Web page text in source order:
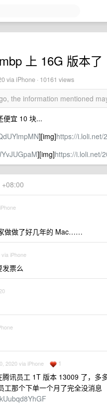
上 16G 版本了
via iPhone · 10161 views
the information mentioned
便宜 10 块...
][img]https://i.loli.net/
][img]https://i.loli.net/
做做了好几年的 Mac……
iPhone
票么
2020 via iPhone 1
讯员工 1T 版本 13009 了，多
那个下单一个月了完全没消息